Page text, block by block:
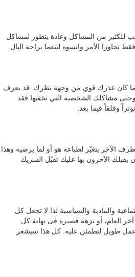
للكثير من المشاكل وعادة يتطور لمشاكل
الأمر وانسوه لتنعما براحة البال.
كان عذرك قوي من وجهة نظرك. قد يعرف
مشاكلك الشخصية التي تخفيها فقد
وقلقاً فيما بعد.
يتغيّر لطباعه هو أو لما يرضيه وهذا
يقبلك الآخرون بها عليك تقبّل الشريك
والمادية والسياسية لذا لا تجعل كل
العام، أو نزهة قصيرة فى نهاية كل
عمل طويل لتطمئن عليه. كل هذا سيشعر